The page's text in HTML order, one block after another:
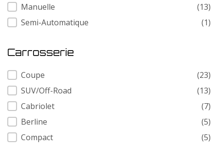
Manuelle
(13)
Semi-Automatique
(1)
Carrosserie
Carrosserie
Coupe
(23)
SUV/Off-Road
(13)
Cabriolet
(7)
Berline
(5)
Compact
(5)